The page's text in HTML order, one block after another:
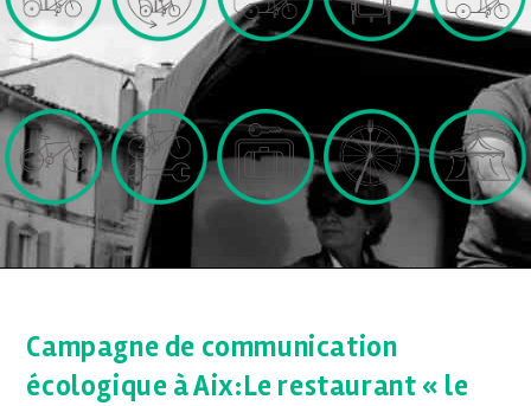
Campagne de communication
écologique à Aix:Le restaurant « le